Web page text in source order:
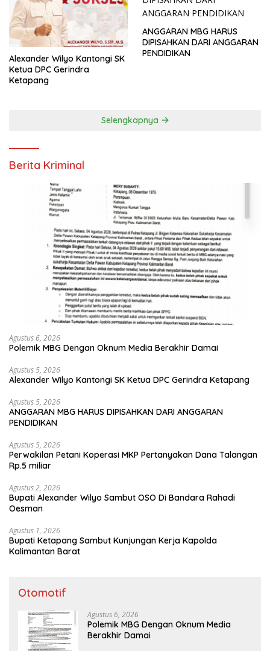
Alexander Wilyo Kantongi SK
Ketua DPC Gerindra
Ketapang
ANGGARAN MBG HARUS
DIPISAHKAN DARI ANGGARAN
PENDIDIKAN
Selengkapnya
Berita Kriminal
Agustus 6, 2026
Polemik MBG Dengan Oknum Media Berakhir Damai
Agustus 5, 2026
Alexander Wilyo Kantongi SK Ketua DPC Gerindra Ketapang
Agustus 5, 2026
ANGGARAN MBG HARUS DIPISAHKAN DARI ANGGARAN
PENDIDIKAN
Agustus 5, 2026
Perwakilan Petani Koperasi MKP Pertanyakan Dana Talangan
Rp.5 miliar
Agustus 2, 2026
Bupati Alexander Wilyo Sambut OSO Di Bandara Rahadi
Oesman
Agustus 1, 2026
Bupati Ketapang Sambut Kunjungan Kerja Kapolda
Kalimantan Barat
Otomotif
Agustus 6, 2026
Polemik MBG Dengan Oknum Media
Berakhir Damai